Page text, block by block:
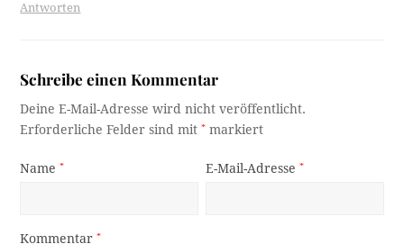
Antworten
Schreibe einen Kommentar
Deine E-Mail-Adresse wird nicht veröffentlicht.
Erforderliche Felder sind mit* markiert
Name* E-Mail-Adresse*
Kommentar*